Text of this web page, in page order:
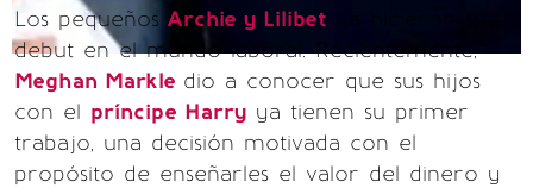
Los pequeños Archie y Lilibet
debut en el mundo laboral. Recientemente,
Meghan Markle dio a conocer que sus hijos
con el príncipe Harry ya tienen su primer
trabajo, una decisión motivada con el
propósito de enseñarles el valor del dinero y